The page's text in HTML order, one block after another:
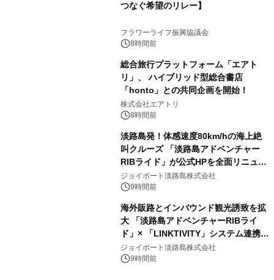
つなぐ希望のリレー】
フラワーライフ振興協議会
8時間前
総合旅行プラットフォーム「エアト
リ」、 ハイブリッド型総合書店
「honto」との共同企画を開始！
株式会社エアトリ
8時間前
淡路島発！体感速度80km/hの海上絶
叫クルーズ 「淡路島アドベンチャー
RIBライド」が公式HPを全面リニュー
アル！ ～スマホで即予約完了の「スマ
ート設計」へ刷新～
ジョイポート淡路島株式会社
9時間前
海外販路とインバウンド観光誘致を拡
大 「淡路島アドベンチャーRIBライ
ド」× 「LINKTIVITY」システム連携を
開始！
ジョイポート淡路島株式会社
9時間前